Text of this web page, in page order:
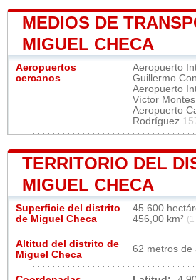
MEDIOS DE
MIGUEL CHECA
Aeropuertos
cercanos
Aeropuerto
Guillermo
Aeropuerto
Víctor
Aeropuerto
Rodríguez
TERRITORIO DEL
MIGUEL CHECA
Superficie del distrito
de Miguel Checa
45 600
456,00 km²
Altitud del distrito de
Miguel Checa
62 metros de